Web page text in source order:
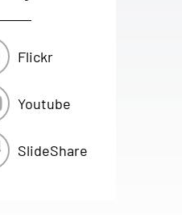
Flickr
Youtube
SlideShare